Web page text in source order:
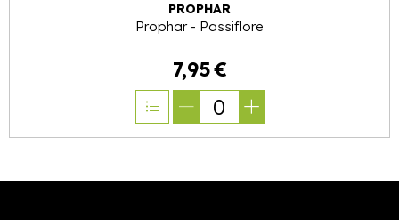
PROPHAR
Prophar - Passiflore
7,95€
0